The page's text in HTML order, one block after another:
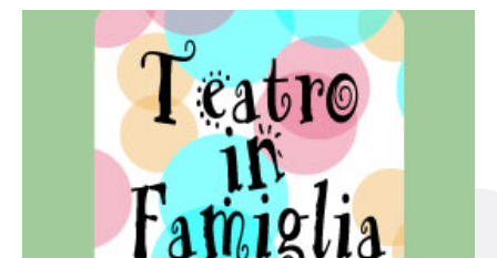
Teatro in famiglia
Teatro In Famiglia è una rassegna di teatro concepita
per far condividere e godere del teatro all’intera
famiglia.
Continua